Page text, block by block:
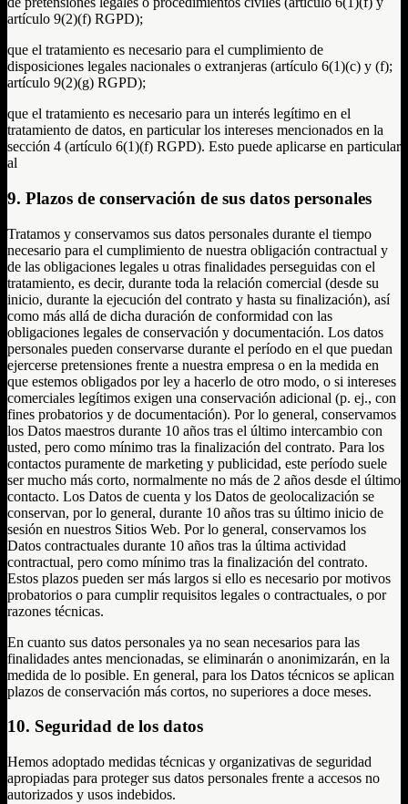
artículo 9(2)(f) RGPD);
que el tratamiento es necesario para el cumplimiento de
disposiciones legales nacionales o extranjeras (artículo 6(1)(c) y (f);
artículo 9(2)(g) RGPD);
que el tratamiento es necesario para un interés legítimo en el
tratamiento de datos, en particular los intereses mencionados en la
sección 4 (artículo 6(1)(f) RGPD). Esto puede aplicarse en particular
al
9. Plazos de conservación de sus datos personales
Tratamos y conservamos sus datos personales durante el tiempo
necesario para el cumplimiento de nuestra obligación contractual y
de las obligaciones legales u otras finalidades perseguidas con el
tratamiento, es decir, durante toda la relación comercial (desde su
inicio, durante la ejecución del contrato y hasta su finalización), así
como más allá de dicha duración de conformidad con las
obligaciones legales de conservación y documentación. Los datos
personales pueden conservarse durante el período en el que puedan
ejercerse pretensiones frente a nuestra empresa o en la medida en
que estemos obligados por ley a hacerlo de otro modo, o si intereses
comerciales legítimos exigen una conservación adicional (p. ej., con
fines probatorios y de documentación). Por lo general, conservamos
los Datos maestros durante 10 años tras el último intercambio con
usted, pero como mínimo tras la finalización del contrato. Para los
contactos puramente de marketing y publicidad, este período suele
ser mucho más corto, normalmente no más de 2 años desde el último
contacto. Los Datos de cuenta y los Datos de geolocalización se
conservan, por lo general, durante 10 años tras su último inicio de
sesión en nuestros Sitios Web. Por lo general, conservamos los
Datos contractuales durante 10 años tras la última actividad
contractual, pero como mínimo tras la finalización del contrato.
Estos plazos pueden ser más largos si ello es necesario por motivos
probatorios o para cumplir requisitos legales o contractuales, o por
razones técnicas.
En cuanto sus datos personales ya no sean necesarios para las
finalidades antes mencionadas, se eliminarán o anonimizarán, en la
medida de lo posible. En general, para los Datos técnicos se aplican
plazos de conservación más cortos, no superiores a doce meses.
10. Seguridad de los datos
Hemos adoptado medidas técnicas y organizativas de seguridad
apropiadas para proteger sus datos personales frente a accesos no
autorizados y usos indebidos.